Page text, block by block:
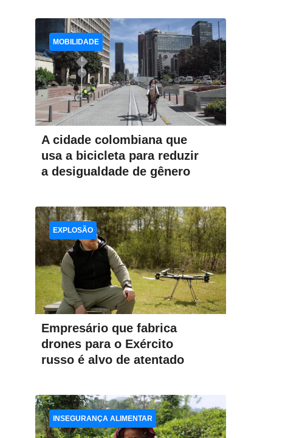
A cidade colombiana que
usa a bicicleta para reduzir
a desigualdade de gênero
MOBILIDADE
Empresário que fabrica
drones para o Exército
russo é alvo de atentado
EXPLOSÃO
INSEGURANÇA ALIMENTAR